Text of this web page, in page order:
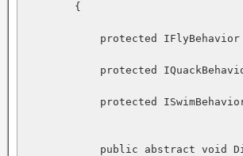
        {
protected IFlyBehavior
protected
protected
public abstract void